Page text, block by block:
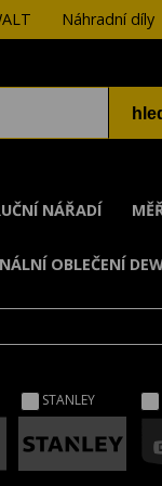
Náhradní díly
NÁŘADÍ
OBLEČENÍ
STANLEY